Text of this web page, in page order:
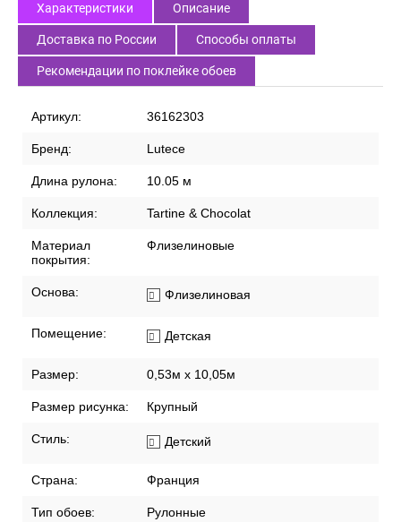
Характеристики Описание
Доставка по России Способы оплаты
Рекомендации по поклейке обоев
Артикул: 36162303
Бренд: Lutece
Длина рулона: 10.05 м
Коллекция: Tartine & Chocolat
Материал
покрытия:
Флизелиновые
Основа: Флизелиновая
Помещение: Детская
Размер: 0,53м x 10,05м
Размер рисунка: Крупный
Стиль: Детский
Страна: Франция
Тип обоев: Рулонные